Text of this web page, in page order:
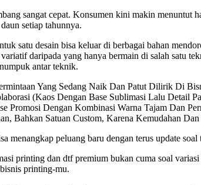
sangat cepat. Konsumen kini makin menuntut
setiap tahunnya.
satu desain bisa keluar di berbagai bahan
daripada yang hanya bermain di salah satu
antar teknik.
Yang Sedang Naik Dan Patut Dilirik Di
(kaos Dengan Base Sublimasi Lalu Detail
Promosi Dengan Kombinasi Warna Tajam Dan
Bahkan Satuan Custom, Karena Kemudahan
menangkap peluang baru dengan terus update
printing dan dtf premium bukan cuma soal
printing-mu.